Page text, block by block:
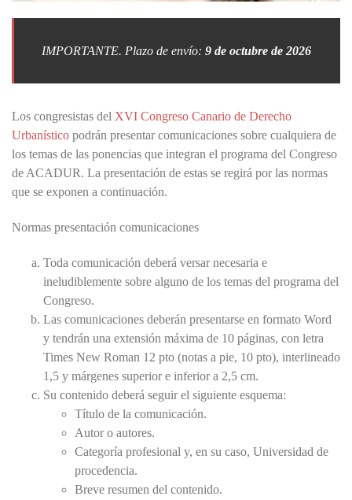
IMPORTANTE. Plazo de envío: 9 de octubre de 2026
Los congresistas del XVI Congreso Canario de Derecho
Urbanístico podrán presentar comunicaciones sobre cualquiera de
los temas de las ponencias que integran el programa del Congreso
de ACADUR. La presentación de estas se regirá por las normas
que se exponen a continuación.
Normas presentación comunicaciones
Toda comunicación deberá versar necesaria e
ineludiblemente sobre alguno de los temas del programa del
Congreso.
Las comunicaciones deberán presentarse en formato Word
y tendrán una extensión máxima de 10 páginas, con letra
Times New Roman 12 pto (notas a pie, 10 pto), interlineado
1,5 y márgenes superior e inferior a 2,5 cm.
Su contenido deberá seguir el siguiente esquema:
Título de la comunicación.
Autor o autores.
Categoría profesional y, en su caso, Universidad de
procedencia.
Breve resumen del contenido.